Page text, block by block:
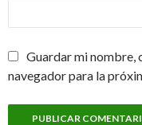
Guardar mi nombre,
navegador para la